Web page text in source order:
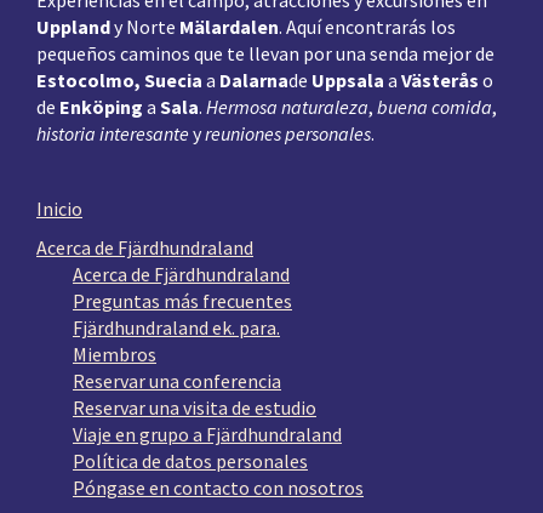
Upplandy Norte Mälardalen. Aquí encontrarás los
pequeños caminos que te llevan por una senda mejor de
Estocolmo, Suecia a Dalarnade Uppsala a Västerås o
de Enköping a Sala. Hermosa naturaleza, buena comida,
historia interesante yreuniones personales.
Inicio
Acerca de Fjärdhundraland
Acerca de Fjärdhundraland
Preguntas más frecuentes
Fjärdhundraland ek. para.
Miembros
Reservar una conferencia
Reservar una visita de estudio
Viaje en grupo a Fjärdhundraland
Política de datos personales
Póngase en contacto con nosotros